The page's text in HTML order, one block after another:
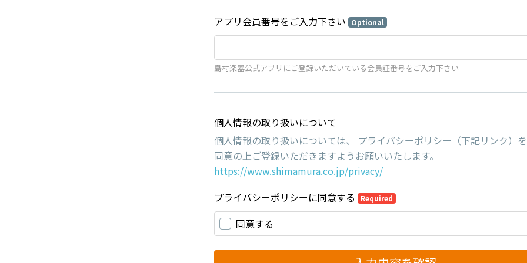
アプリ会員番号をご入力下さい Optional
島村楽器公式アプリにご登録いただいている会員証番号をご入力下さい
個人情報の取り扱いについて
個人情報の取り扱いについては、 プライバシーポリシー（下記リンク）を
同意の上ご登録いただきますようお願いいたします。
https://www.shimamura.co.jp/privacy/
プライバシーポリシーに同意する
Required
同意する